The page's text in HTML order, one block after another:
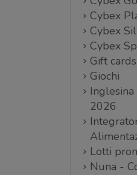
Cybex
Cybex
Cybex
Gift cards
Giochi
2026
Lotti
Nuna -